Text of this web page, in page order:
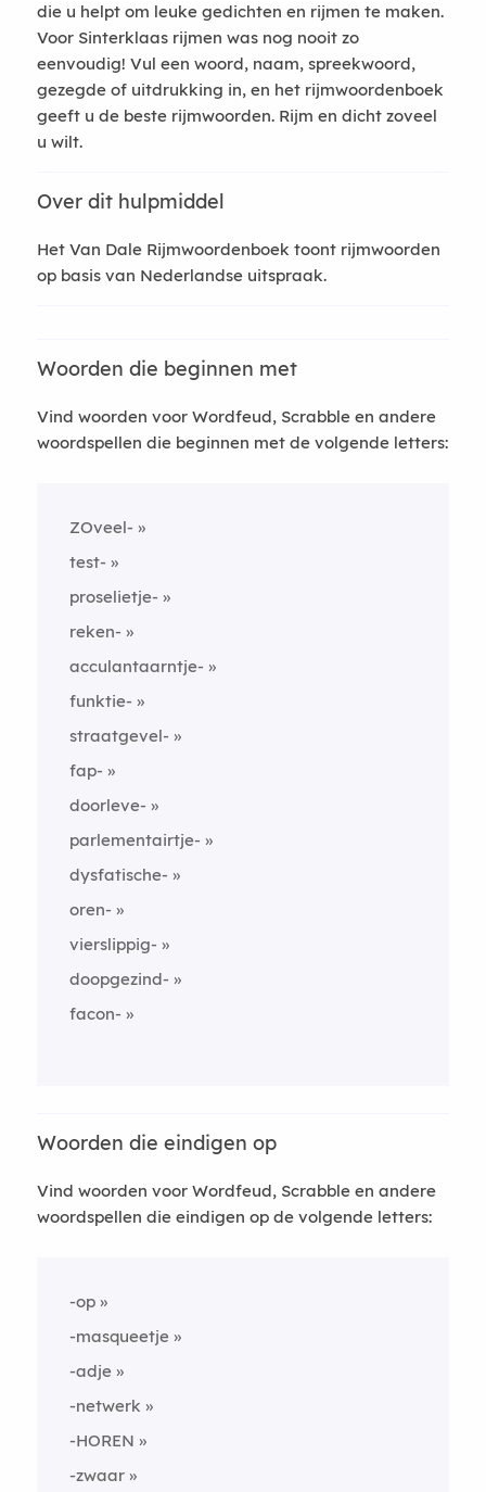
die u helpt om leuke gedichten en rijmen te maken.
Voor Sinterklaas rijmen was nog nooit zo
eenvoudig! Vul een woord, naam, spreekwoord,
gezegde of uitdrukking in, en het rijmwoordenboek
geeft u de beste rijmwoorden. Rijm en dicht zoveel
u wilt.
Over dit hulpmiddel
Het Van Dale Rijmwoordenboek toont rijmwoorden
op basis van Nederlandse uitspraak.
Woorden die beginnen met
Vind woorden voor Wordfeud, Scrabble en andere
woordspellen die beginnen met de volgende letters:
ZOveel-
test-
proselietje-
reken-
acculantaarntje-
funktie-
straatgevel-
fap-
doorleve-
parlementairtje-
dysfatische-
oren-
vierslippig-
doopgezind-
facon-
Woorden die eindigen op
Vind woorden voor Wordfeud, Scrabble en andere
woordspellen die eindigen op de volgende letters:
-op
-masqueetje
-adje
-netwerk
-HOREN
-zwaar